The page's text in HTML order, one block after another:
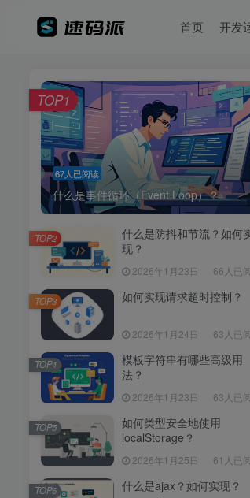
首页 开发
67人已阅读
什么是事件循环（Event Loop）？
TOP1
什么是防抖和节流？如何
现？
2026年1月23日 66人已
TOP2
如何实现请求超时控制？
2026年1月24日 63人已
TOP3
模板字符串有哪些高级用
法？
2026年1月23日 63人已
TOP4
如何类型安全地使用
localStorage？
2026年1月25日 61人已
TOP5
什么是ajax？如何实现？
TOP6